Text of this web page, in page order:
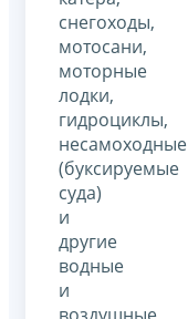
снегоходы,
мотосани,
моторные
лодки,
гидроциклы,
несамоходные
(буксируемые
суда)
и
другие
водные
и